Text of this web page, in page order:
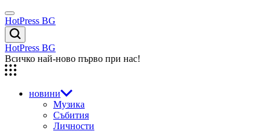
Skip
to
content
Menu
HotPress BG
Търсене
HotPress BG
Всичко най-ново първо при нас!
новини
Музика
Събития
Личности